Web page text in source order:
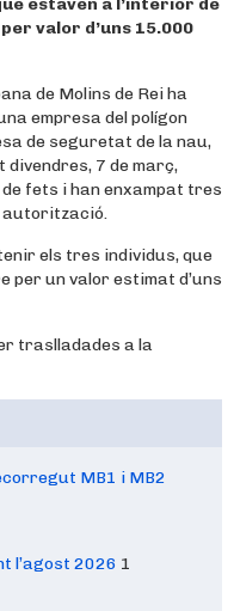
estaven a l’interior de
valor d’uns 15.000
de Molins de Rei ha
empresa del polígon
de seguretat de la nau,
divendres, 7 de març,
fets i han enxampat tres
autorització.
els tres individus, que
per un valor estimat d’uns
traslladades a la
MB1 i MB2
l’agost 2026 1